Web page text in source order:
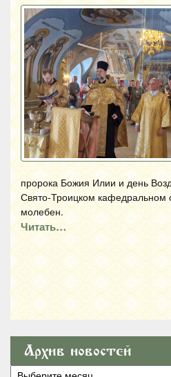
пророка Божия Илии и день
Свято-Троицком кафедральном
молебен.
Читать…
Архив новостей
Архив